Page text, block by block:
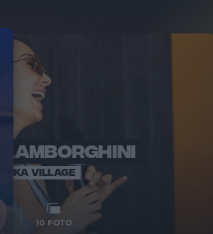
VILLAGE
10 FOTO
RADIO ITALIA
VOI TANKA VILLAGE